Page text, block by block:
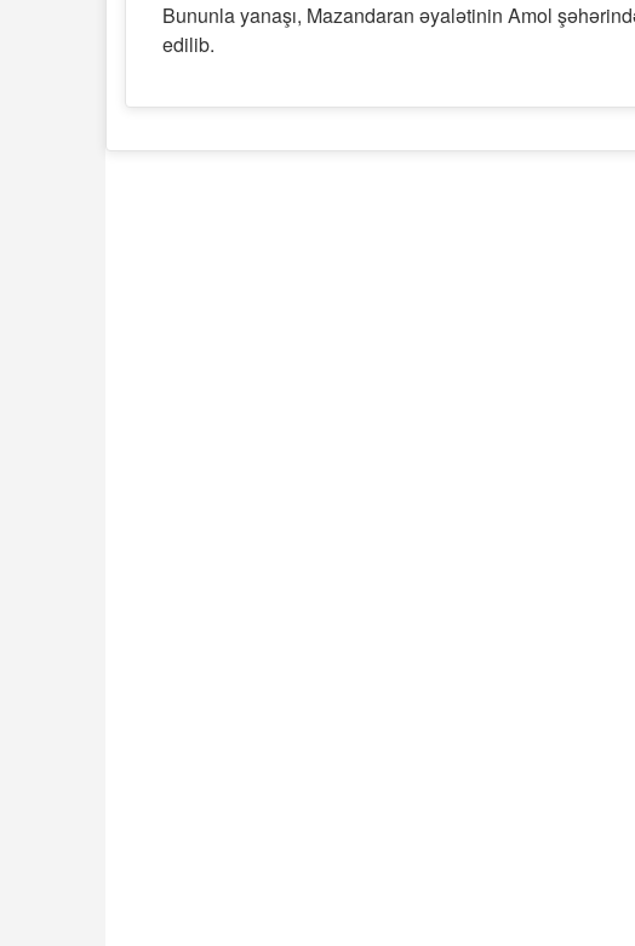
Bununla yanaşı, Mazandaran əyalətinin Amol
edilib.